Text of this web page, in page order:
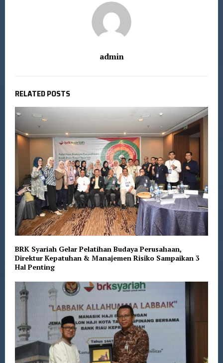
admin
RELATED POSTS
BRK Syariah Gelar Pelatihan Budaya Perusahaan,
Direktur Kepatuhan & Manajemen Risiko Sampaikan 3
Hal Penting